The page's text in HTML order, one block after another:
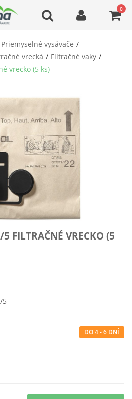
0
Priemyselné vysávače
vrecká
Filtračné vaky
vrecko (5 ks)
5 FILTRAČNÉ VRECKO (5
5
DO 4 - 6 DNÍ